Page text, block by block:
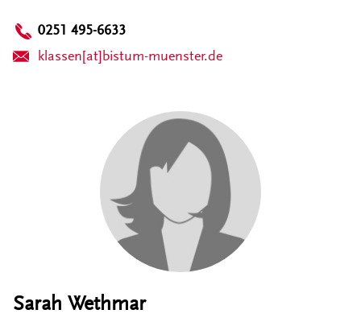
0251 495-6633
klassen[at]bistum-muenster.de
Sarah Wethmar